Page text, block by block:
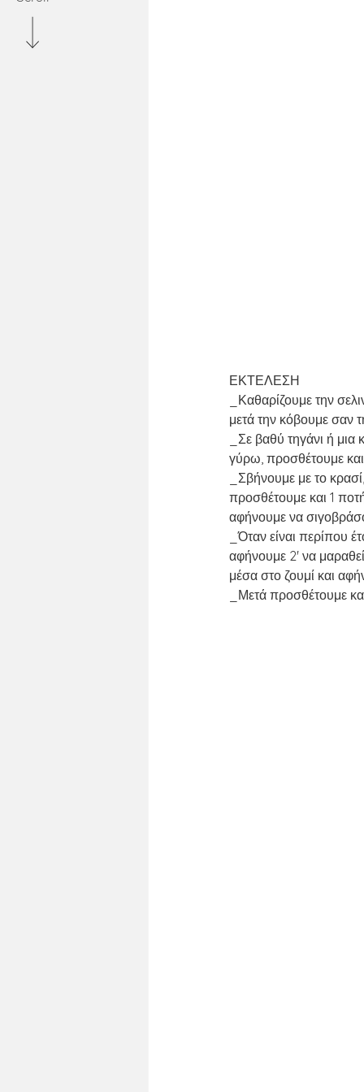
ΕΚΤΕΛΕΣΗ
_Καθαρίζουμε την
μετά την κόβουμε σαν
_Σε βαθύ τηγάνι ή
γύρω, προσθέτουμε και
_Σβήνουμε με το
προσθέτουμε και 1
αφήνουμε να
_Όταν είναι περίπου
αφήνουμε 2' να
μέσα στο ζουμί και
_Μετά προσθέτουμε